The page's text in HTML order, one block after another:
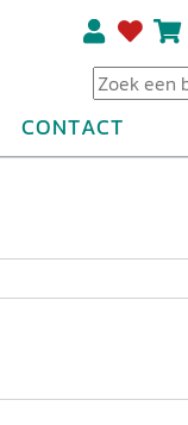
CONTACT